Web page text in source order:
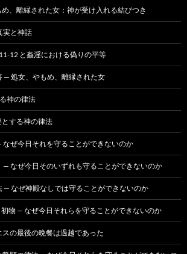
、離縁された女：神が受け入れる結びつき
実と神話
12 と姦淫における偽りの平等
— 処女、やもめ、離縁された女
神の律法
する神の律法
ぜ今日それを守ることができないのか
— なぜ今日そのいずれも守ることができないのか
— なぜ神殿なしでは守ることができないのか
物 — なぜ今日それらを守ることができないのか
の最後の晩餐は過越であった